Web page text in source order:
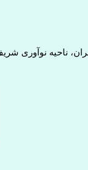
ناحیه نوآوری